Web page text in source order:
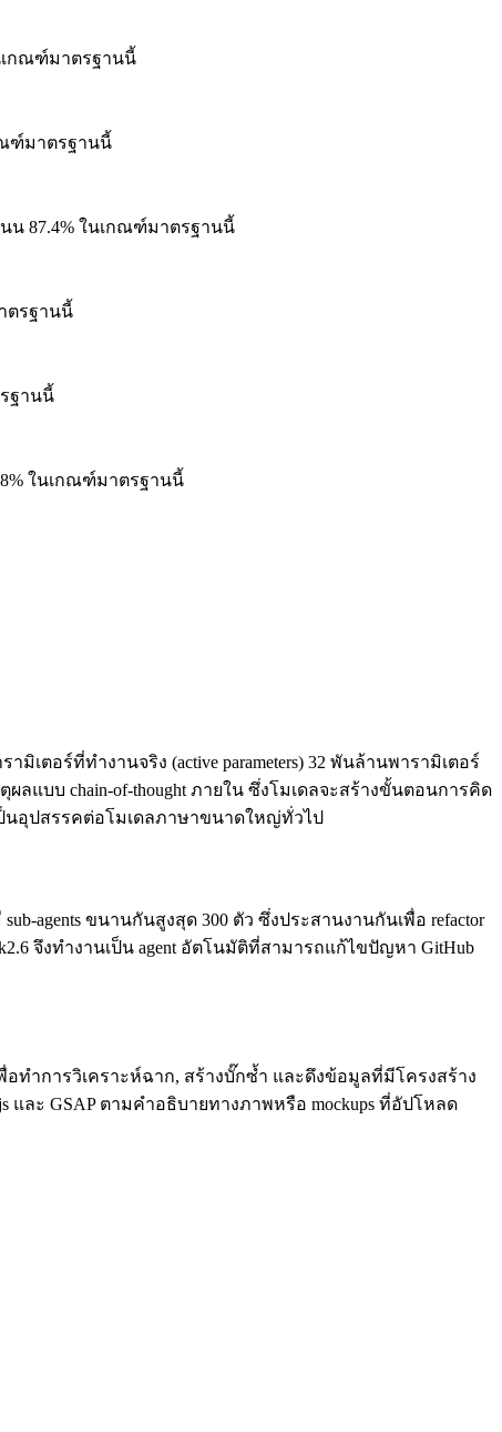
เกณฑ์มาตรฐานนี้
ณฑ์มาตรฐานนี้
น 87.4% ในเกณฑ์มาตรฐานนี้
ตรฐานนี้
ฐานนี้
ในเกณฑ์มาตรฐานนี้
เตอร์ที่ทำงานจริง (active parameters) 32 พันล้านพารามิเตอร์
แบบ chain-of-thought ภายใน ซึ่งโมเดลจะสร้างขั้นตอนการคิด
อุปสรรคต่อโมเดลภาษาขนาดใหญ่ทั่วไป
agents ขนานกันสูงสุด 300 ตัว ซึ่งประสานงานกันเพื่อ refactor
จึงทำงานเป็น agent อัตโนมัติที่สามารถแก้ไขปัญหา GitHub
อทำการวิเคราะห์ฉาก, สร้างบั๊กซ้ำ และดึงข้อมูลที่มีโครงสร้าง
และ GSAP ตามคำอธิบายทางภาพหรือ mockups ที่อัปโหลด